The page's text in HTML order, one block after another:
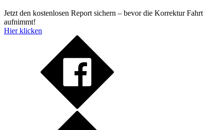
Jetzt den kostenlosen Report sichern – bevor die Korrektur Fahrt
aufnimmt!
Hier klicken